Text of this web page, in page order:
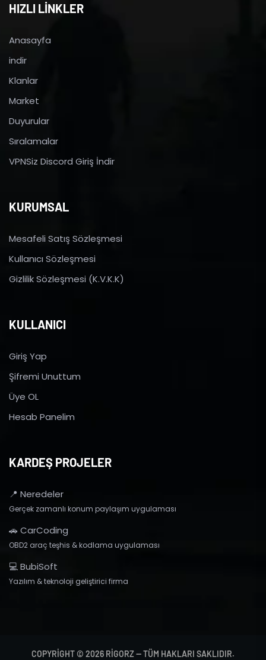
HIZLI LİNKLER
Anasayfa
indir
Klanlar
Market
Duyurular
Sıralamalar
VPNSiz Discord Giriş İndir
KURUMSAL
Mesafeli Satış Sözleşmesi
Kullanıcı Sözleşmesi
Gizlilik Sözleşmesi (K.V.K.K)
KULLANICI
Giriş Yap
Şifremi Unuttum
Üye OL
Hesab Panelim
KARDEŞ PROJELER
📍 Neredeler
Gerçek zamanlı konum paylaşım uygulaması
🚗 CarCoding
OBD2 araç teşhis & kodlama uygulaması
💻 BubiSoft
Yazılım & teknoloji geliştirici firma
COPYRIGHT © 2026 RIGORZ — TÜM HAKLARI SAKLIDIR.